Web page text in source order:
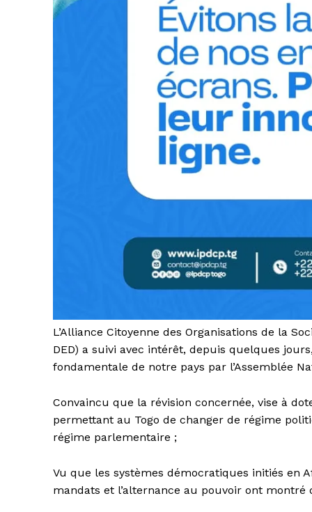
L’Alliance Citoyenne des Organisations de la
DED) a suivi avec intérêt, depuis quelques
fondamentale de notre pays par l’Assemblée
Convaincu que la révision concernée, vise à
permettant au Togo de changer de régime
régime parlementaire ;
Vu que les systèmes démocratiques initiés en
mandats et l’alternance au pouvoir ont montré